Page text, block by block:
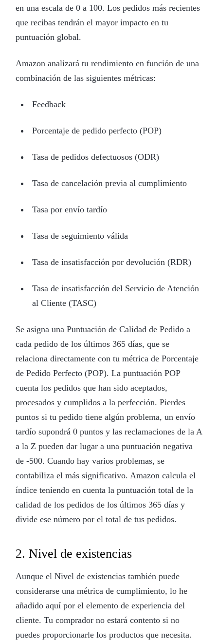
en una escala de 0 a 100. Los pedidos más recientes
que recibas tendrán el mayor impacto en tu
puntuación global.
Amazon analizará tu rendimiento en función de una
combinación de las siguientes métricas:
Feedback
Porcentaje de pedido perfecto (POP)
Tasa de pedidos defectuosos (ODR)
Tasa de cancelación previa al cumplimiento
Tasa por envío tardío
Tasa de seguimiento válida
Tasa de insatisfacción por devolución (RDR)
Tasa de insatisfacción del Servicio de Atención
al Cliente (TASC)
Se asigna una Puntuación de Calidad de Pedido a
cada pedido de los últimos 365 días, que se
relaciona directamente con tu métrica de Porcentaje
de Pedido Perfecto (POP). La puntuación POP
cuenta los pedidos que han sido aceptados,
procesados y cumplidos a la perfección. Pierdes
puntos si tu pedido tiene algún problema, un envío
tardío supondrá 0 puntos y las reclamaciones de la A
a la Z pueden dar lugar a una puntuación negativa
de -500. Cuando hay varios problemas, se
contabiliza el más significativo. Amazon calcula el
índice teniendo en cuenta la puntuación total de la
calidad de los pedidos de los últimos 365 días y
divide ese número por el total de tus pedidos.
2. Nivel de existencias
Aunque el Nivel de existencias también puede
considerarse una métrica de cumplimiento, lo he
añadido aquí por el elemento de experiencia del
cliente. Tu comprador no estará contento si no
puedes proporcionarle los productos que necesita.